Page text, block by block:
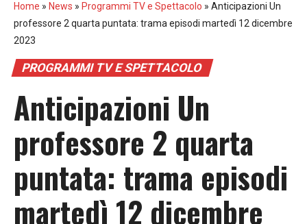
Home » News » Programmi TV e Spettacolo » Anticipazioni Un
professore 2 quarta puntata: trama episodi martedì 12 dicembre
2023
PROGRAMMI TV E SPETTACOLO
Anticipazioni Un
professore 2 quarta
puntata: trama episodi
martedì 12 dicembre